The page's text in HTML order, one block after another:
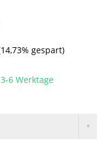
gespart)
6 Werktage